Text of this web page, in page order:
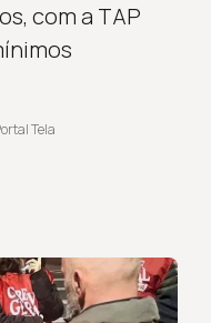
com a TAP
Tela